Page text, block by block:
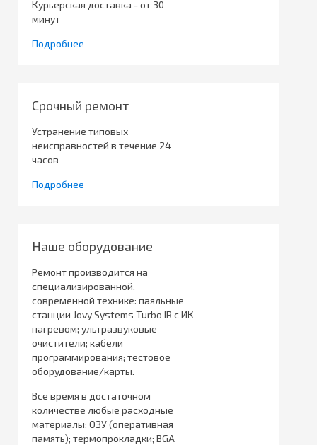
Курьерская доставка - от 30
минут
Подробнее
Срочный ремонт
Устранение типовых
неисправностей в течение 24
часов
Подробнее
Наше оборудование
Ремонт производится на
специализированной,
современной технике: паяльные
станции Jovy Systems Turbo IR с ИК
нагревом; ультразвуковые
очистители; кабели
программирования; тестовое
оборудование/карты.
Все время в достаточном
количестве любые расходные
материалы: ОЗУ (оперативная
память); термопрокладки; BGA